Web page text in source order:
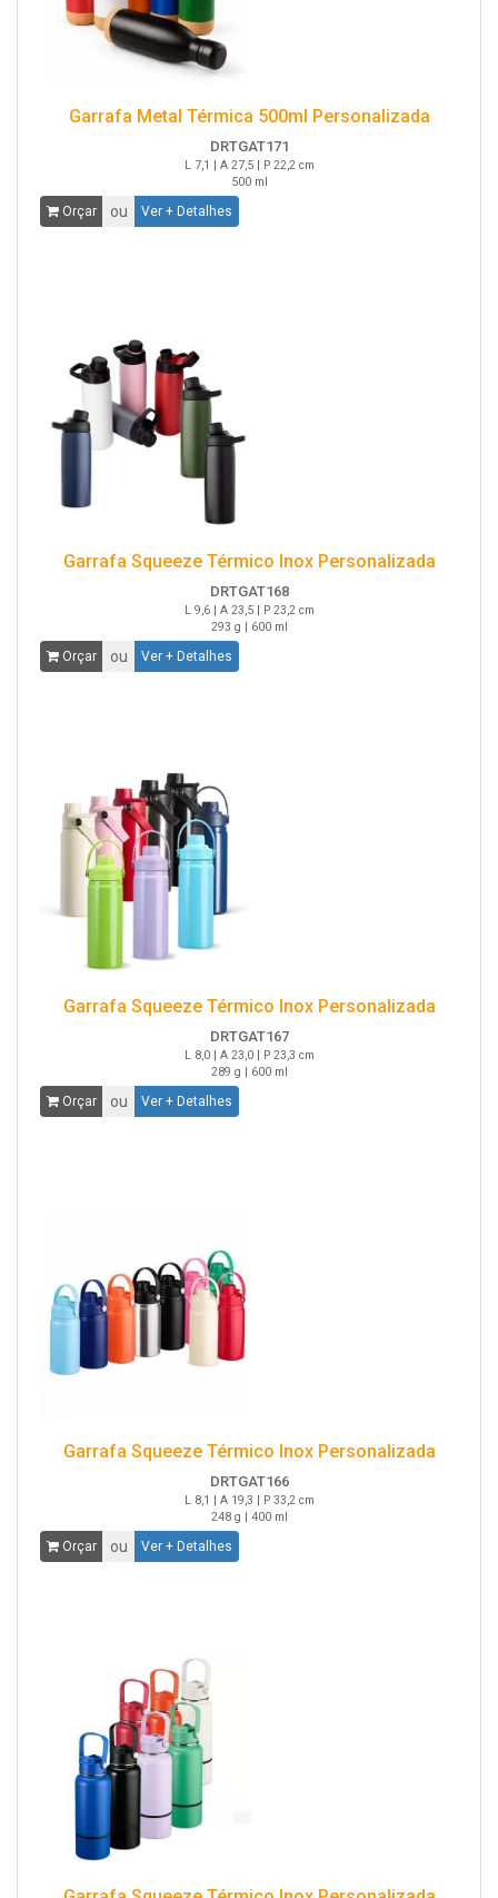
Garrafa Metal Térmica 500ml Personalizada
DRTGAT171
L 7,1 | A 27,5 | P 22,2 cm
500 ml
Orçar ou Ver + Detalhes
Garrafa Squeeze Térmico Inox Personalizada
DRTGAT168
L 9,6 | A 23,5 | P 23,2 cm
293 g | 600 ml
Orçar ou Ver + Detalhes
Garrafa Squeeze Térmico Inox Personalizada
DRTGAT167
L 8,0 | A 23,0 | P 23,3 cm
289 g | 600 ml
Orçar ou Ver + Detalhes
Garrafa Squeeze Térmico Inox Personalizada
DRTGAT166
L 8,1 | A 19,3 | P 33,2 cm
248 g | 400 ml
Orçar ou Ver + Detalhes